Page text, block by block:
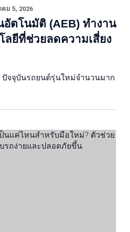
คม 5, 2026
อัตโนมัติ (AEB) ทำงาน
ลยีที่ช่วยลดความเสี่ยง
ปัจจุบันรถยนต์รุ่นใหม่จำนวนมาก